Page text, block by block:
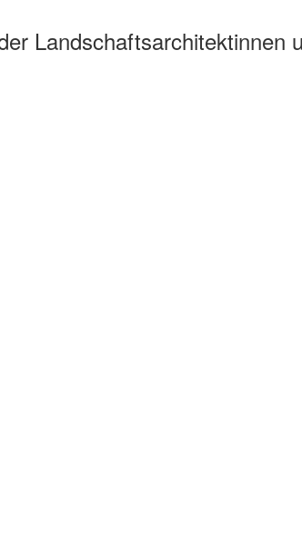
Landschaftsarchitektinnen